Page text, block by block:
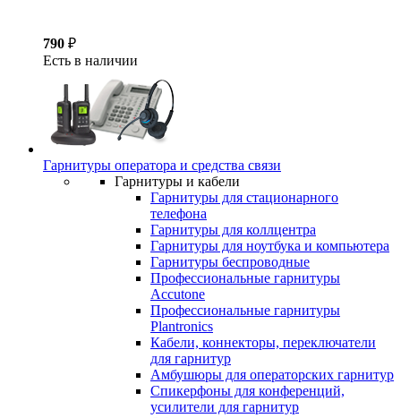
790 ₽
Есть в наличии
Гарнитуры оператора и средства связи
Гарнитуры и кабели
Гарнитуры для стационарного
телефона
Гарнитуры для коллцентра
Гарнитуры для ноутбука и компьютера
Гарнитуры беспроводные
Профессиональные гарнитуры
Accutone
Профессиональные гарнитуры
Plantronics
Кабели, коннекторы, переключатели
для гарнитур
Амбушюры для операторских гарнитур
Cпикерфоны для конференций,
усилители для гарнитур